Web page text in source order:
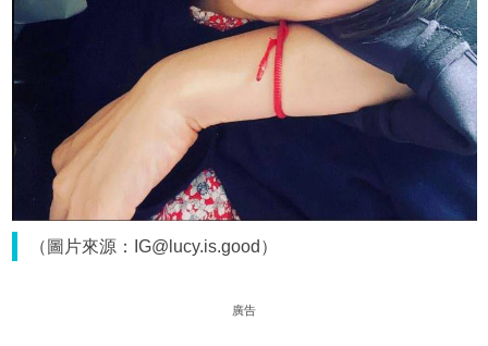
（圖片來源：IG@lucy.is.good）
廣告